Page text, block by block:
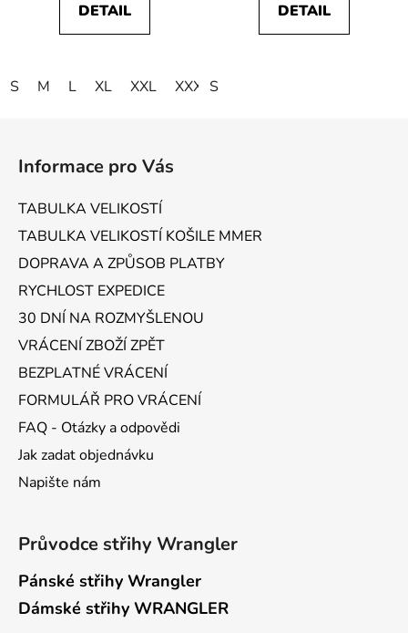
DETAIL
S M L XL XXL XXXL
DETAIL
S
Informace pro Vás
TABULKA VELIKOSTÍ
TABULKA VELIKOSTÍ KOŠILE MMER
DOPRAVA A ZPŮSOB PLATBY
RYCHLOST EXPEDICE
30 DNÍ NA ROZMYŠLENOU
VRÁCENÍ ZBOŽÍ ZPĚT
BEZPLATNÉ VRÁCENÍ
FORMULÁŘ PRO VRÁCENÍ
FAQ - Otázky a odpovědi
Jak zadat objednávku
Napište nám
Průvodce střihy Wrangler
Pánské střihy Wrangler
Dámské střihy WRANGLER